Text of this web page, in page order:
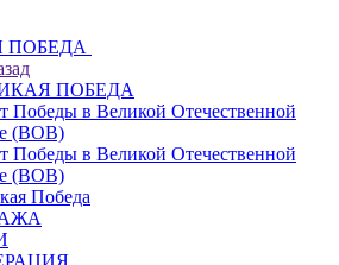
ПОБЕДА
ПОБЕДА
Победы в Великой Отечественной
(ВОВ)
Победы в Великой Отечественной
(ВОВ)
Победа